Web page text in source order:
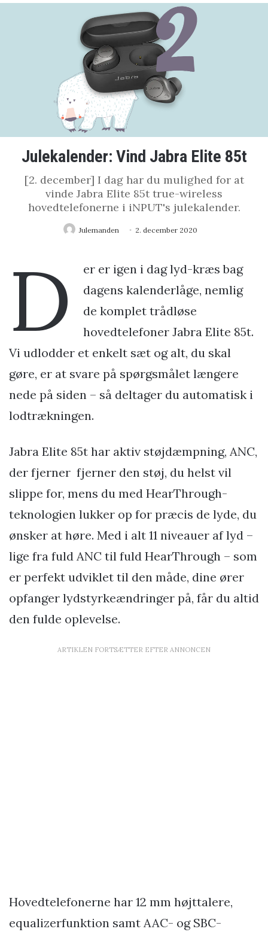
Julekalender: Vind Jabra Elite 85t
[2. december] I dag har du mulighed for at
vinde Jabra Elite 85t true-wireless
hovedtelefonerne i iNPUT's julekalender.
Julemanden 2. december 2020
D
er er igen i dag lyd-kræs bag
dagens kalenderlåge, nemlig
de komplet trådløse
hovedtelefoner Jabra Elite 85t.
Vi udlodder et enkelt sæt og alt, du skal
gøre, er at svare på spørgsmålet længere
nede på siden – så deltager du automatisk i
lodtrækningen.
Jabra Elite 85t har aktiv støjdæmpning, ANC,
der fjerner fjerner den støj, du helst vil
slippe for, mens du med HearThrough-
teknologien lukker op for præcis de lyde, du
ønsker at høre. Med i alt 11 niveauer af lyd –
lige fra fuld ANC til fuld HearThrough – som
er perfekt udviklet til den måde, dine ører
opfanger lydstyrkeændringer på, får du altid
den fulde oplevelse.
ARTIKLEN FORTSÆTTER EFTER ANNONCEN
Hovedtelefonerne har 12 mm højttalere,
equalizerfunktion samt AAC- og SBC-